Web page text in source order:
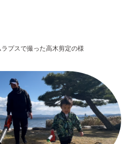
ラプスで撮った高木剪定の様